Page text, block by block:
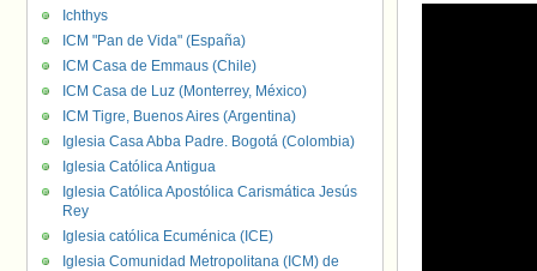
Ichthys
ICM "Pan de Vida" (España)
ICM Casa de Emmaus (Chile)
ICM Casa de Luz (Monterrey, México)
ICM Tigre, Buenos Aires (Argentina)
Iglesia Casa Abba Padre. Bogotá (Colombia)
Iglesia Católica Antigua
Iglesia Católica Apostólica Carismática Jesús
Rey
Iglesia católica Ecuménica (ICE)
Iglesia Comunidad Metropolitana (ICM) de